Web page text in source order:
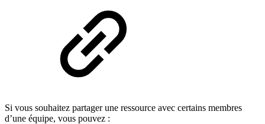
Si vous souhaitez partager une ressource avec certains membres
d’une équipe, vous pouvez :